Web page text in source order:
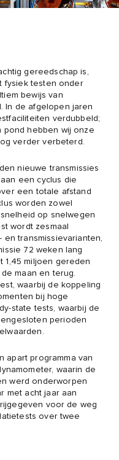
gereedschap is,
fysiek testen onder
bewijs van
In de afgelopen jaren
verdubbeld;
pond hebben wij onze
verder verbeterd.
nieuwe transmissies
een cyclus die
een totale afstand
worden zowel
op snelwegen
wordt zesmaal
transmissievarianten,
72 weken lang
1,45 miljoen gereden
maan en terug.
waarbij de koppeling
bij hoge
state tests, waarbij de
perioden
apart programma van
waarin de
werd onderworpen
met acht jaar aan
voor de weg
over twee